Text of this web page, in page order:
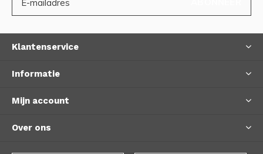
Klantenservice
Informatie
Mijn account
Over ons